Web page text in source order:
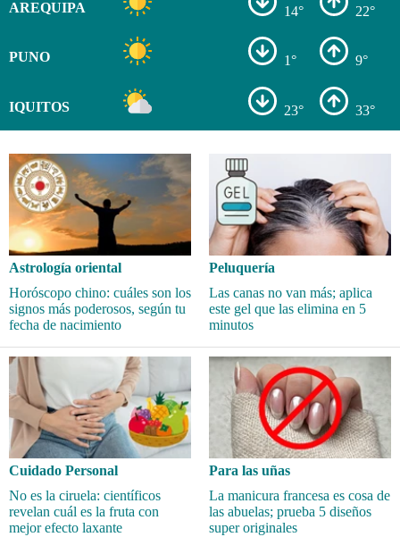
AREQUIPA 14° 22°
PUNO 1° 9°
IQUITOS 23° 33°
Astrología oriental
Horóscopo chino: cuáles son los
signos más poderosos, según tu
fecha de nacimiento
Peluquería
Las canas no van más; aplica
este gel que las elimina en 5
minutos
Cuidado Personal
No es la ciruela: científicos
revelan cuál es la fruta con
mejor efecto laxante
Para las uñas
La manicura francesa es cosa de
las abuelas; prueba 5 diseños
super originales